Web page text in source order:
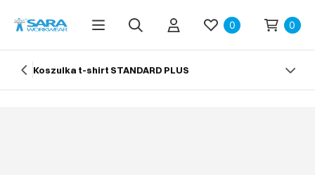
0 0
Koszulka t-shirt STANDARD PLUS